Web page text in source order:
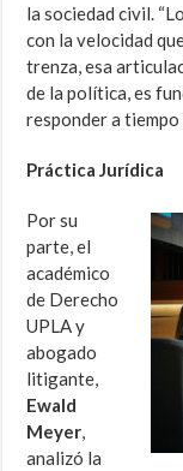
la sociedad civil.
con la velocidad
trenza, esa
de la política,es
responder a
Práctica Jurídica
Por su
parte, el
académico
de Derecho
UPLA y
abogado
litigante,
Ewald
Meyer,
analizó la